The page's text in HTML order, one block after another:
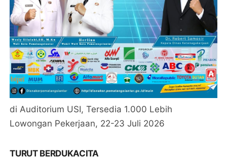
di Auditorium USI, Tersedia 1.000 Lebih
Lowongan Pekerjaan, 22-23 Juli 2026
TURUT BERDUKACITA